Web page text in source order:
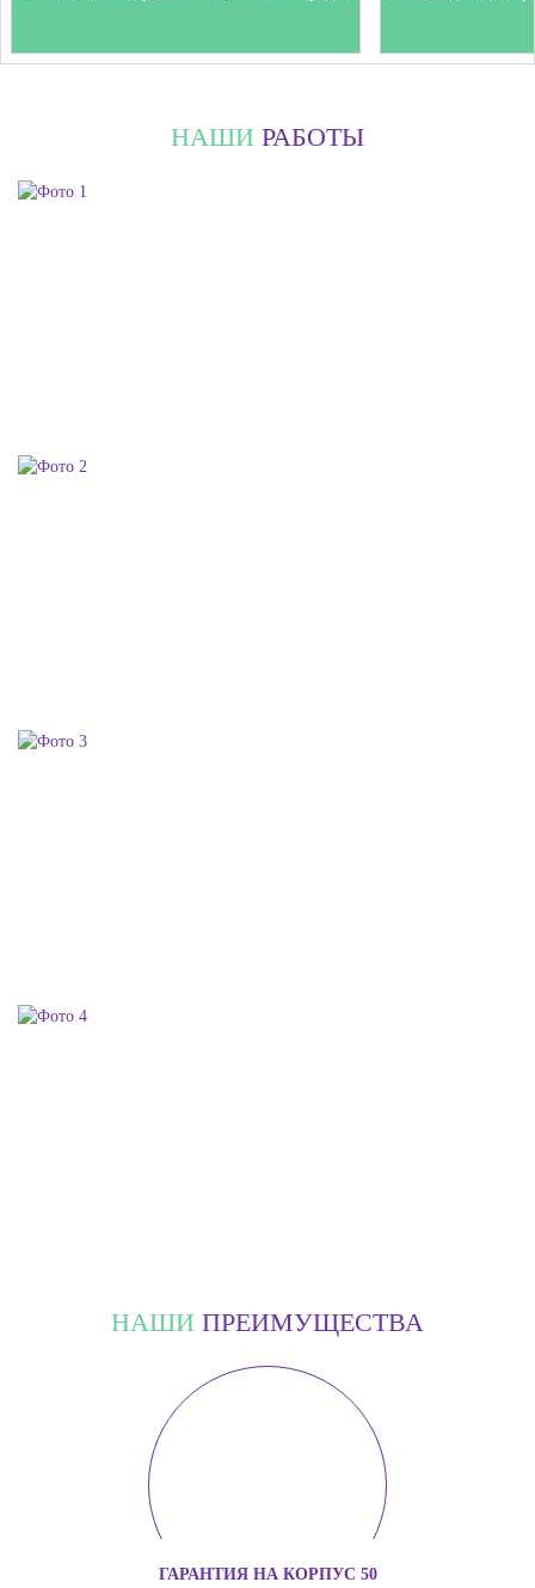
НАШИ РАБОТЫ
НАШИ ПРЕИМУЩЕСТВА
ГАРАНТИЯ НА КОРПУС 50